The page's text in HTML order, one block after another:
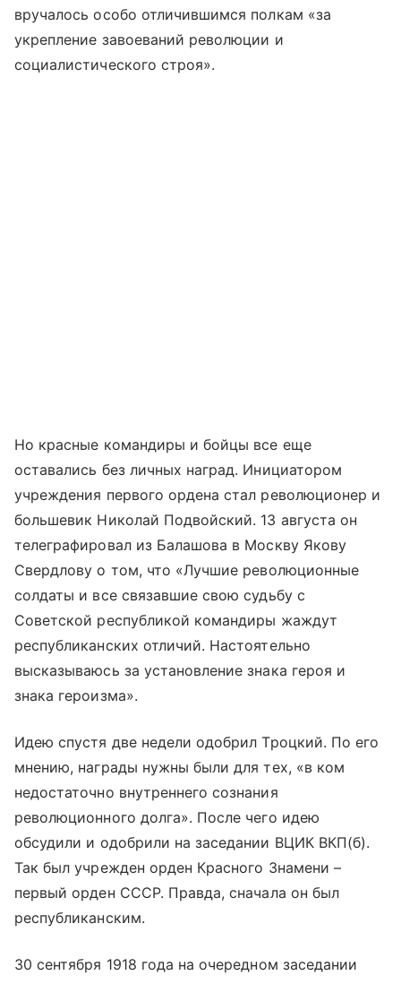
вручалось особо отличившимся полкам «за
укрепление завоеваний революции и
социалистического строя».
Но красные командиры и бойцы все еще
оставались без личных наград. Инициатором
учреждения первого ордена стал революционер и
большевик Николай Подвойский. 13 августа он
телеграфировал из Балашова в Москву Якову
Свердлову о том, что «Лучшие революционные
солдаты и все связавшие свою судьбу с
Советской республикой командиры жаждут
республиканских отличий. Настоятельно
высказываюсь за установление знака героя и
знака героизма».
Идею спустя две недели одобрил Троцкий. По его
мнению, награды нужны были для тех, «в ком
недостаточно внутреннего сознания
революционного долга». После чего идею
обсудили и одобрили на заседании ВЦИК ВКП(б).
Так был учрежден орден Красного Знамени –
первый орден СССР. Правда, сначала он был
республиканским.
30 сентября 1918 года на очередном заседании